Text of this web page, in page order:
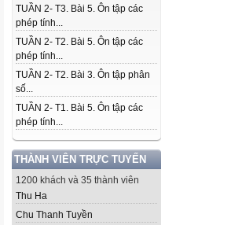
TUẦN 2- T3. Bài 5. Ôn tập các
phép tính...
TUẦN 2- T2. Bài 5. Ôn tập các
phép tính...
TUẦN 2- T2. Bài 3. Ôn tập phân
số...
TUẦN 2- T1. Bài 5. Ôn tập các
phép tính...
THÀNH VIÊN TRỰC TUYẾN
1200 khách và 35 thành viên
Thu Ha
Chu Thanh Tuyền